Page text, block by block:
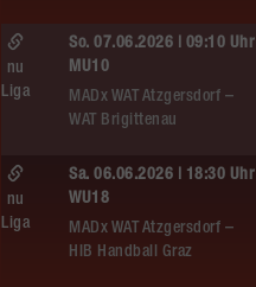
So. 07.06.2026 | 09:10 Uhr |
MU10
MADx WAT Atzgersdorf –
WAT Brigittenau
nu
Liga
Sa. 06.06.2026 | 18:30 Uhr |
WU18
MADx WAT Atzgersdorf –
HIB Handball Graz
nu
Liga